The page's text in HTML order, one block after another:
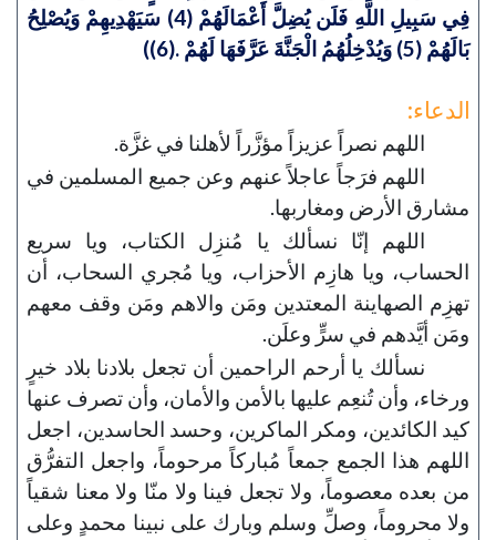
فِي سَبِيلِ اللَّهِ فَلَن يُضِلَّ أَعْمَالَهُمْ (4) سَيَهْدِيهِمْ وَيُصْلِحُ
بَالَهُمْ (5) وَيُدْخِلُهُمُ الْجَنَّةَ عَرَّفَهَا لَهُمْ .(6))
الدعاء:
اللهم نصراً عزيزاً مؤزَّراً لأهلنا في غزَّة.
اللهم فرَجاً عاجلاً عنهم وعن جميع المسلمين في
مشارق الأرض ومغاربها.
اللهم إنّا نسألك يا مُنزِل الكتاب، ويا سريع
الحساب، ويا هازِم الأحزاب، ويا مُجري السحاب، أن
تهزِم الصهاينة المعتدين ومَن والاهم ومَن وقف معهم
ومَن أيَّدهم في سرٍّ وعلَن.
نسألك يا أرحم الراحمين أن تجعل بلادنا بلاد خيرٍ
ورخاء، وأن تُنعِم عليها بالأمن والأمان، وأن تصرف عنها
كيد الكائدين، ومكر الماكرين، وحسد الحاسدين، اجعل
اللهم هذا الجمع جمعاً مُباركاً مرحوماً، واجعل التفرُّق
من بعده معصوماً، ولا تجعل فينا ولا منّا ولا معنا شقياً
ولا محروماً، وصلِّ وسلم وبارك على نبينا محمدٍ وعلى